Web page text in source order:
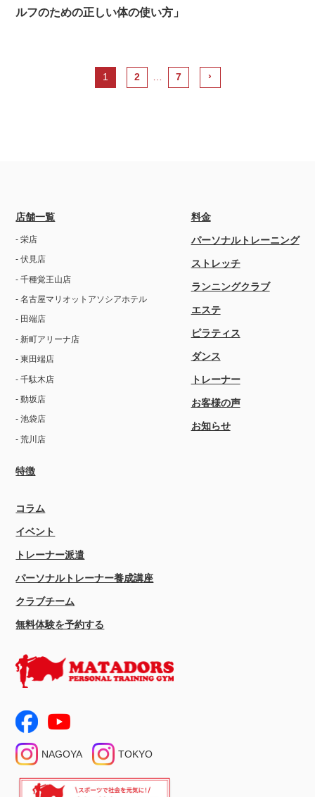
ルフのための正しい体の使い方」
1 2 7 ›
NAGOYA TOKYO
店舗一覧
- 栄店
- 伏見店
- 千種覚王山店
- 名古屋マリオットアソシアホテル
- 田端店
- 新町アリーナ店
- 東田端店
- 千駄木店
- 動坂店
- 池袋店
- 荒川店
特徴
料金
パーソナルトレーニング
ストレッチ
ランニングクラブ
エステ
ピラティス
ダンス
トレーナー
お客様の声
お知らせ
コラム
イベント
トレーナー派遣
パーソナルトレーナー養成講座
クラブチーム
無料体験を予約する